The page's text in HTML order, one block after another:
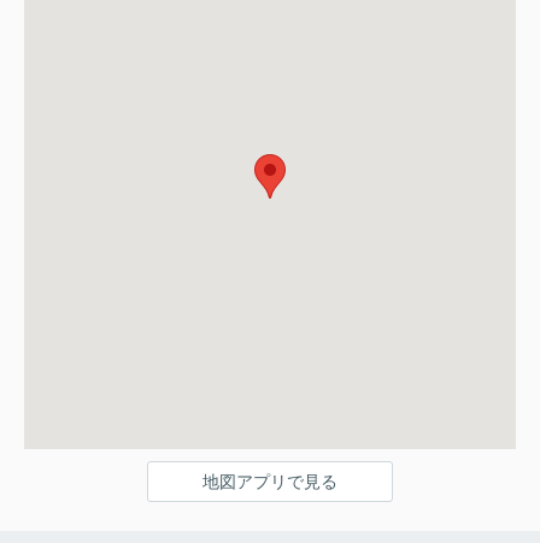
地図アプリで見る